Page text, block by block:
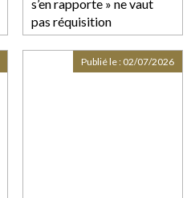
s’en rapporte » ne vaut
pas réquisition
Publié le : 02/07/2026